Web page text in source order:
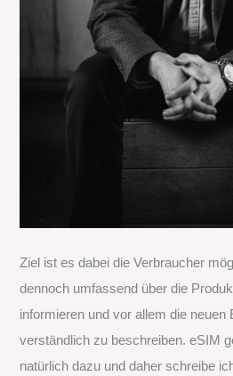
Ziel ist es dabei die Verbraucher
dennoch umfassend über die
informieren und vor allem die neuen
verständlich zu beschreiben. eSIM
natürlich dazu und daher schreibe